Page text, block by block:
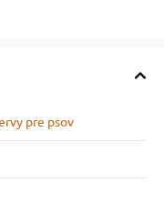
pre psov